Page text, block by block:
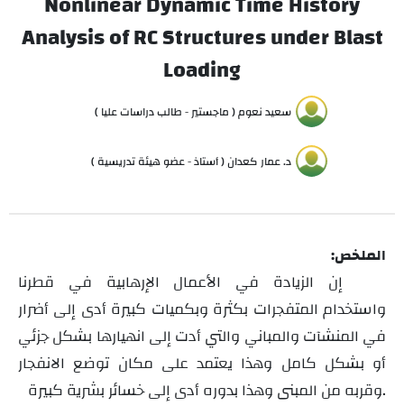
Analysis of RC Structures under Blast
Loading
سعيد نعوم ( ماجستير - طالب دراسات عليا )
د. عمار كعدان ( أستاذ - عضو هيئة تدريسية )
الملخص:
إن الزيادة في الأعمال الإرهابية في قطرنا
واستخدام المتفجرات بكثرة وبكميات كبيرة أدى إلى أضرار
في المنشآت والمباني والتي أدت إلى انهيارها بشكل جزئي
أو بشكل كامل وهذا يعتمد على مكان توضع الانفجار
وقربه من المبنى وهذا بدوره أدى إلى خسائر بشرية كبيرة.